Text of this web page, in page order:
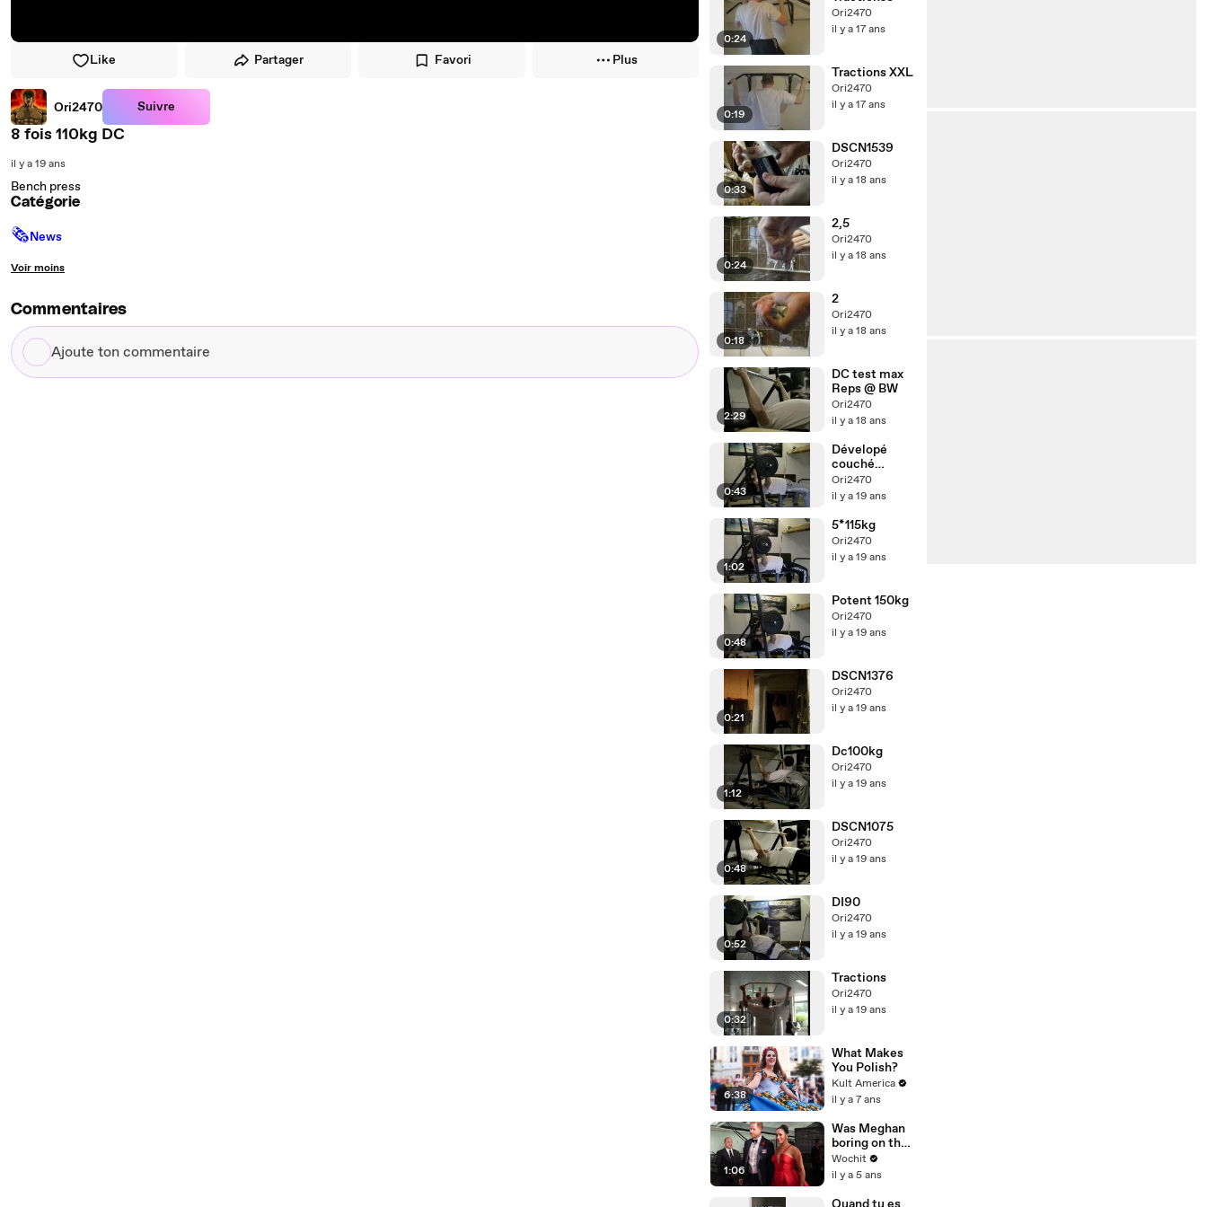
Like Partager Favori Plus
Ori2470 Suivre
8 fois 110kg DC
il y a 19 ans
Bench press
Catégorie
🗞News
Voir moins
Commentaires
Ajoute
ton
0:24
Ori2470
il y a 17 ans
0:19
Tractions XXL
Ori2470
il y a 17 ans
0:33
DSCN1539
Ori2470
il y a 18 ans
0:24
2,5
Ori2470
il y a 18 ans
0:18
2
Ori2470
il y a 18 ans
2:29
DC test max
Reps @ BW
Ori2470
il y a 18 ans
0:43
Dévelopé
couché
1*130Kg
Ori2470
il y a 19 ans
1:02
5*115kg
Ori2470
il y a 19 ans
0:48
Potent 150kg
Ori2470
il y a 19 ans
0:21
DSCN1376
Ori2470
il y a 19 ans
1:12
Dc100kg
Ori2470
il y a 19 ans
0:48
DSCN1075
Ori2470
il y a 19 ans
0:52
DI90
Ori2470
il y a 19 ans
0:32
Tractions
Ori2470
il y a 19 ans
6:38
What Makes
You Polish?
Kult America
il y a 7 ans
1:06
Was Meghan
boring on the
Ellen show on
purpose?
Wochit
il y a 5 ans